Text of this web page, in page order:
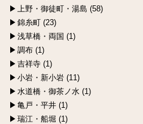
上野・御徒町・湯島 (58)
錦糸町 (23)
浅草橋・両国 (1)
調布 (1)
吉祥寺 (1)
小岩・新小岩 (11)
水道橋・御茶ノ水 (1)
亀戸・平井 (1)
瑞江・船堀 (1)